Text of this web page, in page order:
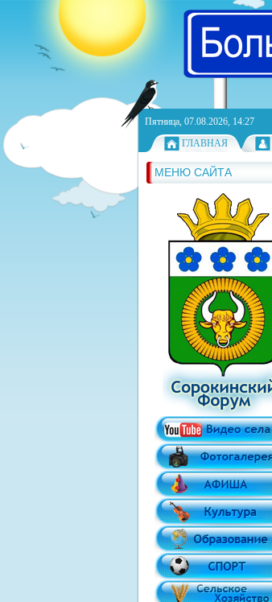
Пятница, 07.08.2026, 14:27
ГЛАВНАЯ
МЕНЮ САЙТА